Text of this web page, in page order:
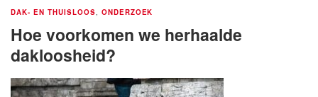
DAK- EN THUISLOOS, ONDERZOEK
Hoe voorkomen we herhaalde
dakloosheid?